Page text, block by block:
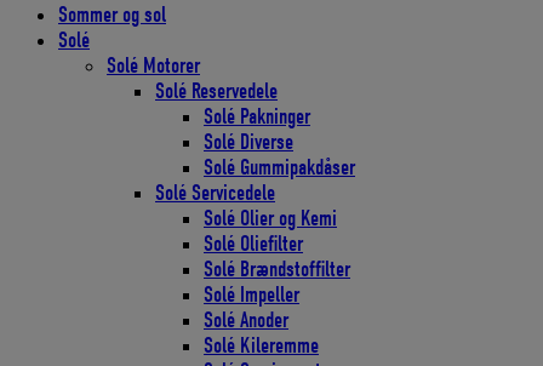
Sommer og sol
Solé
Solé Motorer
Solé Reservedele
Solé Pakninger
Solé Diverse
Solé Gummipakdåser
Solé Servicedele
Solé Olier og Kemi
Solé Oliefilter
Solé Brændstoffilter
Solé Impeller
Solé Anoder
Solé Kileremme